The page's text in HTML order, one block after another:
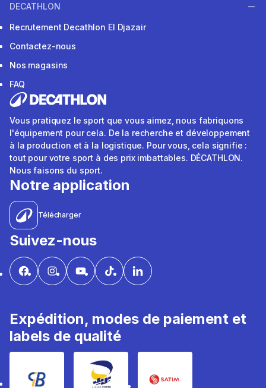
DECATHLON
Recrutement Decathlon El Djazair
Contactez-nous
Nos magasins
FAQ
Vous pratiquez le sport que vous aimez, nous fabriquons
l'équipement pour cela. De la recherche et développement
à la production et à la logistique. Pour vous, cela signifie :
tout pour votre sport à des prix imbattables. DÉCATHLON.
Nous faisons du sport.
Notre application
Télécharger
Suivez-nous
Expédition, modes de paiement et
labels de qualité